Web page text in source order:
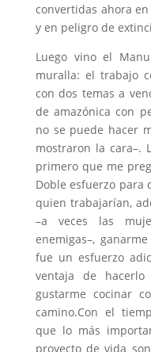
convertidas ahora
y en peligro de
Luego vino el
muralla: el trabajo
con dos temas a
de amazónica con
no se puede hacer
mostraron la cara–.
primero que me
Doble esfuerzo para
quien trabajarían,
–a veces las
enemigas–,
fue un esfuerzo
ventaja de
gustarme cocinar
camino.Con el
que lo más
proyecto de vida